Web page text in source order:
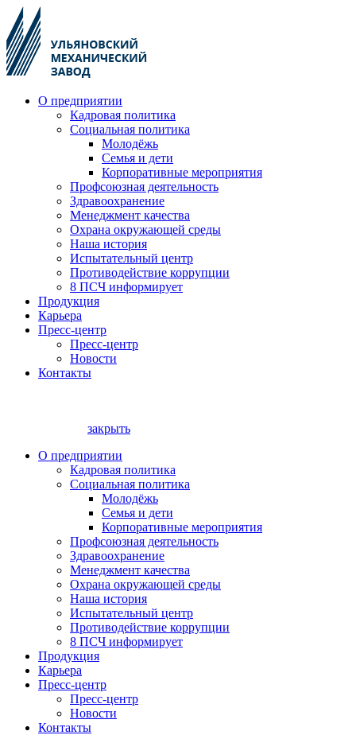
О предприятии
Кадровая политика
Социальная политика
Молодёжь
Семья и дети
Корпоративные мероприятия
Профсоюзная деятельность
Здравоохранение
Менеджмент качества
Охрана окружающей среды
Наша история
Испытательный центр
Противодействие коррупции
8 ПСЧ информирует
Продукция
Карьера
Пресс-центр
Пресс-центр
Новости
Контакты
закрыть
О предприятии
Кадровая политика
Социальная политика
Молодёжь
Семья и дети
Корпоративные мероприятия
Профсоюзная деятельность
Здравоохранение
Менеджмент качества
Охрана окружающей среды
Наша история
Испытательный центр
Противодействие коррупции
8 ПСЧ информирует
Продукция
Карьера
Пресс-центр
Пресс-центр
Новости
Контакты